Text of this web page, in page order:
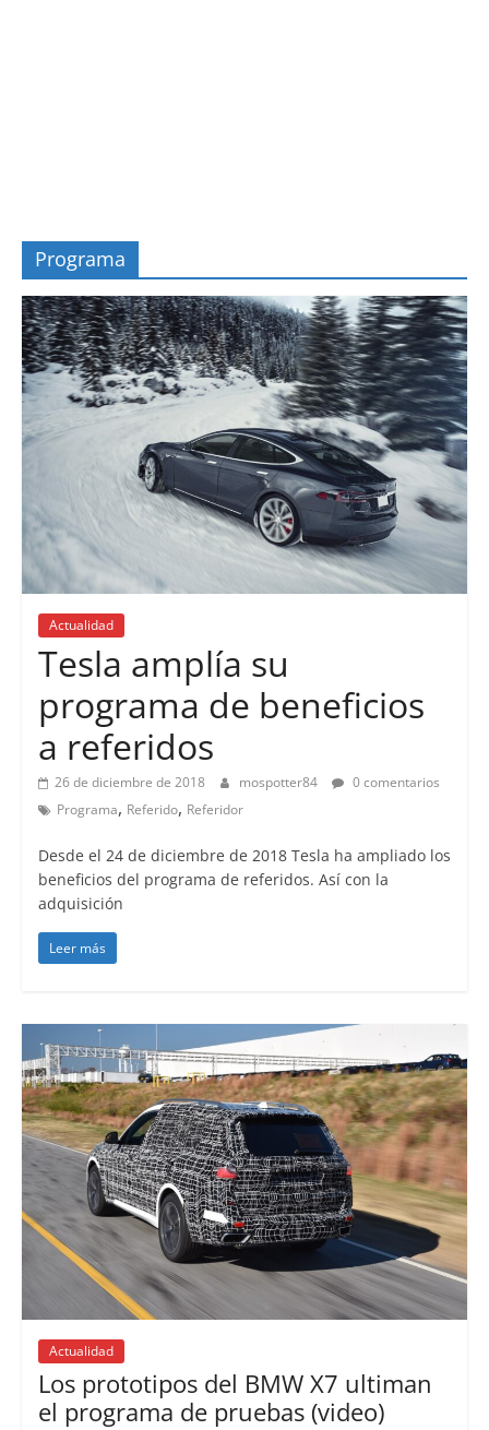
Programa
Actualidad
Tesla amplía su
programa de beneficios
a referidos
26 de diciembre de 2018 mospotter84
0 comentarios
Programa, Referido, Referidor
Desde el 24 de diciembre de 2018 Tesla ha ampliado los
beneficios del programa de referidos. Así con la
adquisición
Leer más
Actualidad
Los prototipos del BMW X7 ultiman
el programa de pruebas (video)